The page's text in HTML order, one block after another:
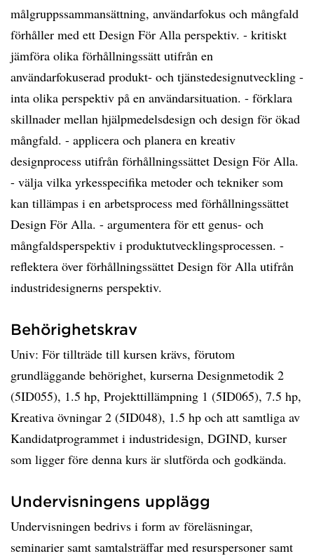
målgruppssammansättning, användarfokus och mångfald
förhåller med ett Design För Alla perspektiv. - kritiskt
jämföra olika förhållningssätt utifrån en
användarfokuserad produkt- och tjänstedesignutveckling -
inta olika perspektiv på en användarsituation. - förklara
skillnader mellan hjälpmedelsdesign och design för ökad
mångfald. - applicera och planera en kreativ
designprocess utifrån förhållningssättet Design För Alla.
- välja vilka yrkesspecifika metoder och tekniker som
kan tillämpas i en arbetsprocess med förhållningssättet
Design För Alla. - argumentera för ett genus- och
mångfaldsperspektiv i produktutvecklingsprocessen. -
reflektera över förhållningssättet Design för Alla utifrån
industridesignerns perspektiv.
Behörighetskrav
Univ: För tillträde till kursen krävs, förutom
grundläggande behörighet, kurserna Designmetodik 2
(5ID055), 1.5 hp, Projekttillämpning 1 (5ID065), 7.5 hp,
Kreativa övningar 2 (5ID048), 1.5 hp och att samtliga av
Kandidatprogrammet i industridesign, DGIND, kurser
som ligger före denna kurs är slutförda och godkända.
Undervisningens upplägg
Undervisningen bedrivs i form av föreläsningar,
seminarier samt samtalsträffar med resurspersoner samt